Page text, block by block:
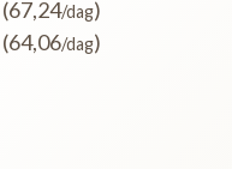
(67,24/dag)
(64,06/dag)